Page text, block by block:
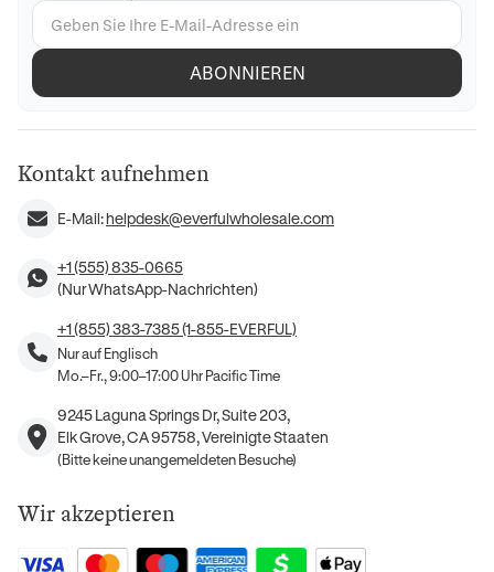
ABONNIEREN
Kontakt aufnehmen
E-Mail:helpdesk@everfulwholesale.com
+1 (555) 835-0665
(Nur WhatsApp-Nachrichten)
+1 (855) 383-7385 (1-855-EVERFUL)
Nur auf Englisch
Mo.–Fr., 9:00–17:00 Uhr Pacific Time
9245 Laguna Springs Dr, Suite 203,
Elk Grove, CA 95758, Vereinigte Staaten
(Bitte keine unangemeldeten Besuche)
Wir akzeptieren